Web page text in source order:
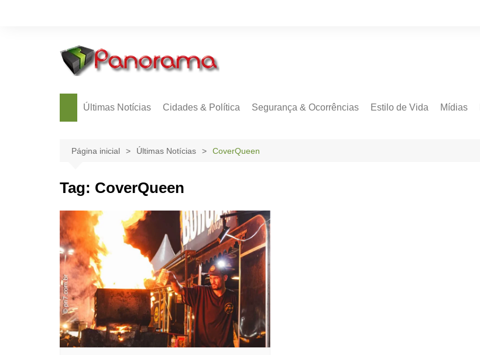
Últimas Notícias Cidades & Política Segurança & Ocorrências Estilo de Vida Mídias
Página inicial Últimas Notícias CoverQueen
Tag: CoverQueen